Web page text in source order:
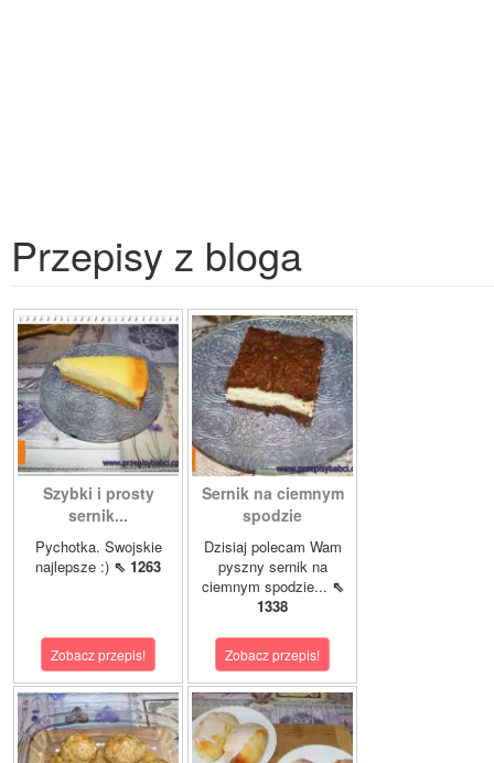
Przepisy z bloga
Szybki i prosty
sernik...
Pychotka. Swojskie
najlepsze :) ⇖ 1263
Zobacz przepis!
Sernik na ciemnym
spodzie
Dzisiaj polecam Wam
pyszny sernik na
ciemnym spodzie... ⇖
1338
Zobacz przepis!